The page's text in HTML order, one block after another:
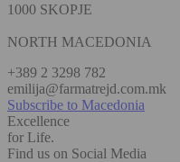
1000 SKOPJE
NORTH MACEDONIA
+389 2 3298 782
emilija@farmatrejd.com.mk
Subscribe to Macedonia
Excellence
for Life.
Find us on Social Media